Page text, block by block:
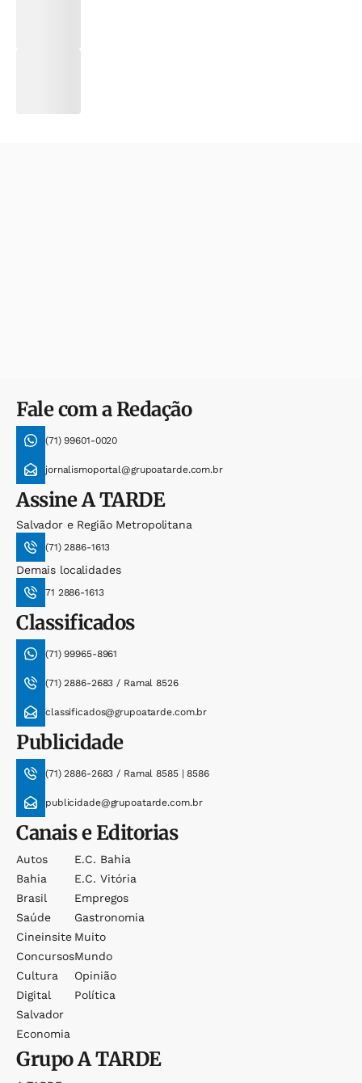
Fale com a Redação
(71) 99601-0020
jornalismoportal@grupoatarde.com.br
AssineA TARDE
Salvador e Região Metropolitana
(71) 2886-1613
Demais localidades
71 2886-1613
Classificados
(71) 99965-8961
(71) 2886-2683 / Ramal 8526
classificados@grupoatarde.com.br
Publicidade
(71) 2886-2683 / Ramal 8585 | 8586
publicidade@grupoatarde.com.br
Canais e Editorias
Autos
Bahia
Brasil
Saúde
Cineinsite
Concursos
Cultura
Digital
Salvador
Economia
E.c. Bahia
E.c. Vitória
Empregos
Gastronomia
Muito
Mundo
Opinião
Política
GrupoA TARDE